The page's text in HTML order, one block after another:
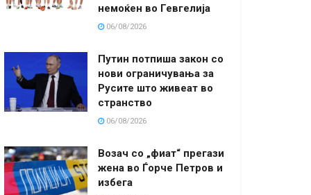
немоќен во Гевгелија
06/08/2026
Путин потпиша закон со
нови ограничувања за
Русите што живеат во
странство
06/08/2026
Возач со „фиат“ прегази
жена во Ѓорче Петров и
избега